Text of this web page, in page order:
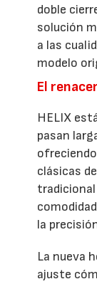
doble
solución
a las
modelo
El
HELIX
pasan
clásicas
tradicional
la
La nueva
ajuste